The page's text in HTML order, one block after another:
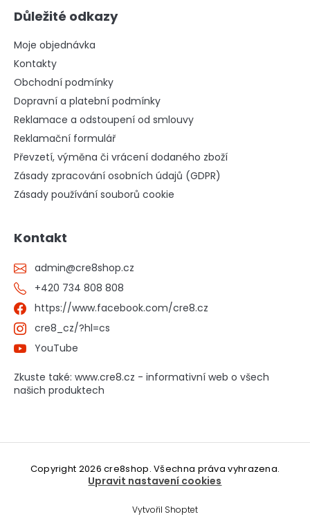
Důležité odkazy
Moje objednávka
Kontakty
Obchodní podmínky
Dopravní a platební podmínky
Reklamace a odstoupení od smlouvy
Reklamační formulář
Převzetí, výměna či vrácení dodaného zboží
Zásady zpracování osobních údajů (GDPR)
Zásady používání souborů cookie
Kontakt
admin@cre8shop.cz
+420 734 808 808
https://www.facebook.com/cre8.cz
cre8_cz/?hl=cs
YouTube
Zkuste také: www.cre8.cz - informativní web o všech
našich produktech
Vytvořil Shoptet
Copyright 2026cre8shop. Všechna práva vyhrazena.
Upravit nastavení cookies